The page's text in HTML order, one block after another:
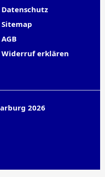
Datenschutz
Sitemap
AGB
Widerruf erklären
2026